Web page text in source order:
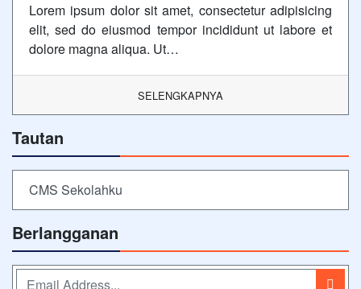
Lorem ipsum dolor sit amet, consectetur adipisicing
elit, sed do eiusmod tempor incididunt ut labore et
dolore magna aliqua. Ut…
SELENGKAPNYA
Tautan
CMS Sekolahku
Berlangganan